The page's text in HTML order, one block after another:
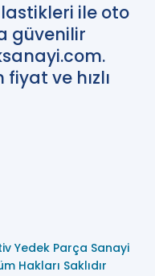
ile oto
güvenilir
ve hızlı
Yedek Parça Sanayi
Hakları Saklıdır